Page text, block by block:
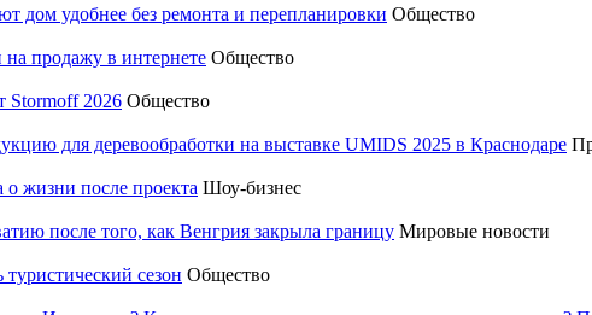
дом удобнее без ремонта и перепланировки Общество
продажу в интернете Общество
Stormoff 2026 Общество
для деревообработки на выставке UMIDS 2025 в Краснодаре
о жизни после проекта Шоу-бизнес
после того, как Венгрия закрыла границу Мировые новости
сезон Общество